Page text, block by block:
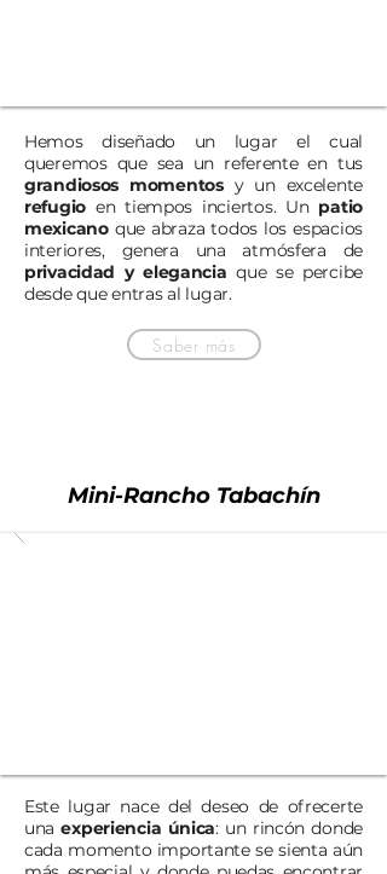
Hemos diseñado un lugar el cual
queremos que sea un referente en tus
grandiosos momentosy un excelente
refugio en tiempos inciertos. Un patio
mexicanoque abraza todos los espacios
interiores, genera una atmósfera de
privacidad y elegancia que se percibe
desde que entras al lugar.
Saber más
Mini-Rancho Tabachín
Este lugar nace del deseo de ofrecerte
unaexperiencia única: un rincón donde
cada momento importante se sienta aún